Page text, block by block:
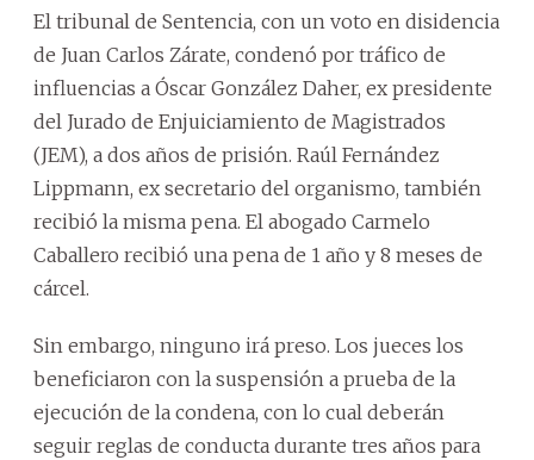
El tribunal de Sentencia, con un voto en disidencia
de Juan Carlos Zárate, condenó por tráfico de
influencias a Óscar González Daher, ex presidente
del Jurado de Enjuiciamiento de Magistrados
(JEM), a dos años de prisión. Raúl Fernández
Lippmann, ex secretario del organismo, también
recibió la misma pena. El abogado Carmelo
Caballero recibió una pena de 1 año y 8 meses de
cárcel.
Sin embargo, ninguno irá preso. Los jueces los
beneficiaron con la suspensión a prueba de la
ejecución de la condena, con lo cual deberán
seguir reglas de conducta durante tres años para